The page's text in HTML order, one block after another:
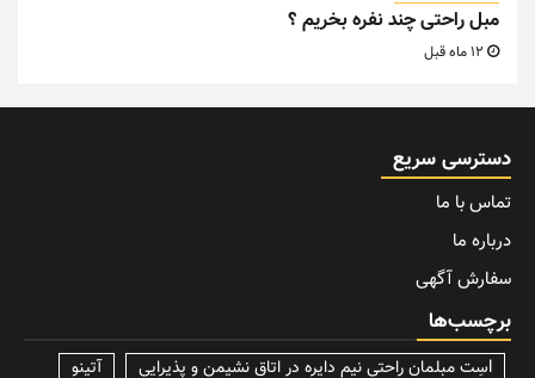
مبل راحتی چند نفره بخریم ؟
دسترسی سریع
تماس با ما
درباره ما
سفارش آگهی
برچسب‌ها
lسِت مبلمان راحتی نیم دایره در اتاق نشیمن و پذیرایی
آتینو